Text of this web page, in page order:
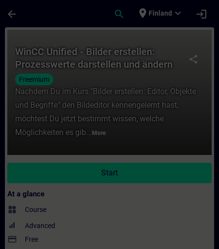
arrow_back search place Finland expand_more login
share
WinCC Unified - Bilder erstellen:
Prozesswerte darstellen und ändern
(V20)
Freemium
Nachdem Du im Kurs "Bilder erstellen: Editor, Objekte
und Begriffe" den Bildeditor kennengelernt hast,
möchtest Du jetzt bestimmt wissen, welche
Möglichkeiten es gib... More
Start
At a glance
widgets Course
Advanced
payment Free